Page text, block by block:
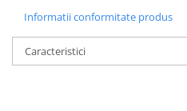
Informatii conformitate produs
Caracteristici